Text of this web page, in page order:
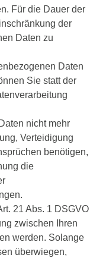
Für die Dauer der
der
Daten zu
Daten
Sie statt der
nicht mehr
Verteidigung
benötigen,
die
21 Abs. 1 DSGVO
zwischen Ihren
werden. Solange
überwiegen,